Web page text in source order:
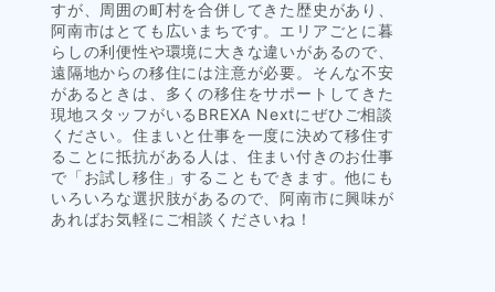
すが、周囲の町村を合併してきた歴史があり、
阿南市はとても広いまちです。エリアごとに暮
らしの利便性や環境に大きな違いがあるので、
遠隔地からの移住には注意が必要。そんな不安
があるときは、多くの移住をサポートしてきた
現地スタッフがいるBREXA Nextにぜひご相談
ください。住まいと仕事を一度に決めて移住す
ることに抵抗がある人は、住まい付きのお仕事
で「お試し移住」することもできます。他にも
いろいろな選択肢があるので、阿南市に興味が
あればお気軽にご相談くださいね！